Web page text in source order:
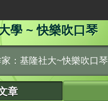
學 ~ 快樂吹口琴
：基隆社大~快樂吹口琴
章